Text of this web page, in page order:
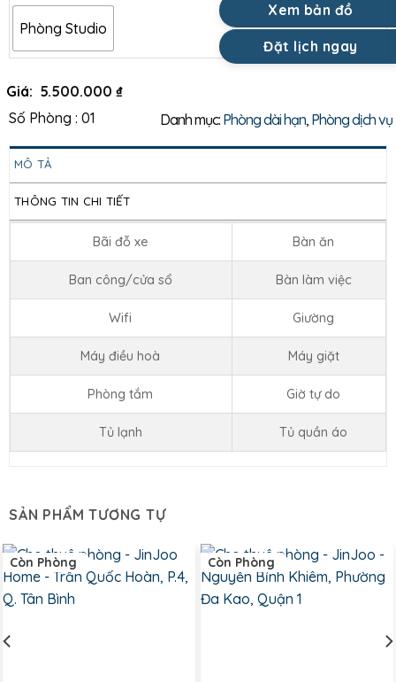
Xem bản đồ
Phòng Studio
Giá: 5.500.000 ₫
Số Phòng : 01
Danh mục: Phòng dài hạn, Phòng dịch vụ
MÔ TẢ
THÔNG TIN CHI TIẾT
Bãi đỗ xe Bàn ăn
Ban công/cửa sổ Bàn làm việc
Wifi Giường
Máy điều hoà Máy giặt
Phòng tắm Giờ tự do
Tủ lạnh Tủ quần áo
SẢN PHẨM TƯƠNG TỰ
Còn Phòng Còn Phòng
Đặt lịch ngay